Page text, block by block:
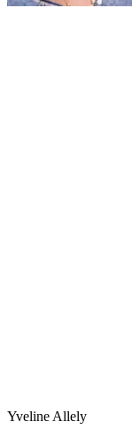
YvelineAllely